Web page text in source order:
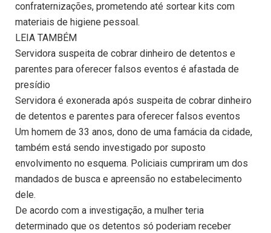
confraternizações, prometendo até sortear kits com
materiais de higiene pessoal.
LEIA TAMBÉM
Servidora suspeita de cobrar dinheiro de detentos e
parentes para oferecer falsos eventos é afastada de
presídio
Servidora é exonerada após suspeita de cobrar dinheiro
de detentos e parentes para oferecer falsos eventos
Um homem de 33 anos, dono de uma famácia da cidade,
também está sendo investigado por suposto
envolvimento no esquema. Policiais cumpriram um dos
mandados de busca e apreensão no estabelecimento
dele.
De acordo com a investigação, a mulher teria
determinado que os detentos só poderiam receber